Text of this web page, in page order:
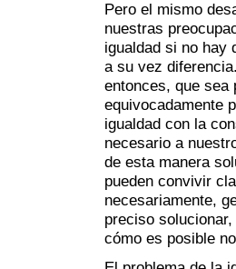
Pero el mismo
nuestras
igualdad si no hay
a su vez
entonces, que sea
equivocadamente
igualdad con la
necesario a
de esta manera
pueden convivir
necesariamente,
preciso
cómo es posible